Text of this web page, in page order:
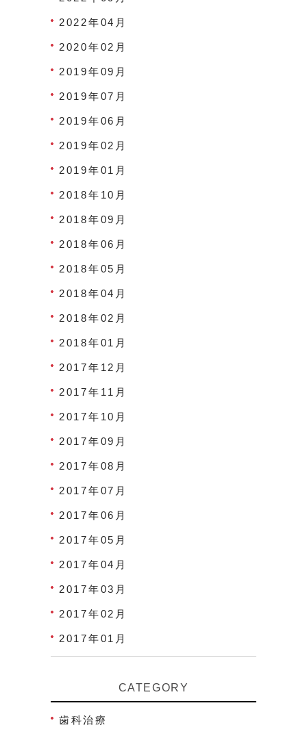
2022年04月
2020年02月
2019年09月
2019年07月
2019年06月
2019年02月
2019年01月
2018年10月
2018年09月
2018年06月
2018年05月
2018年04月
2018年02月
2018年01月
2017年12月
2017年11月
2017年10月
2017年09月
2017年08月
2017年07月
2017年06月
2017年05月
2017年04月
2017年03月
2017年02月
2017年01月
CATEGORY
歯科治療